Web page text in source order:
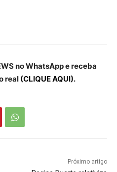
no WhatsApp e receba
real (CLIQUE AQUI).
Próximo artigo